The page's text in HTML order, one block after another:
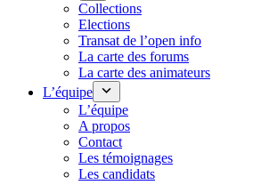
Collections
Elections
Transat de l’open info
La carte des forums
La carte des animateurs
L’équipe
L’équipe
A propos
Contact
Les témoignages
Les candidats